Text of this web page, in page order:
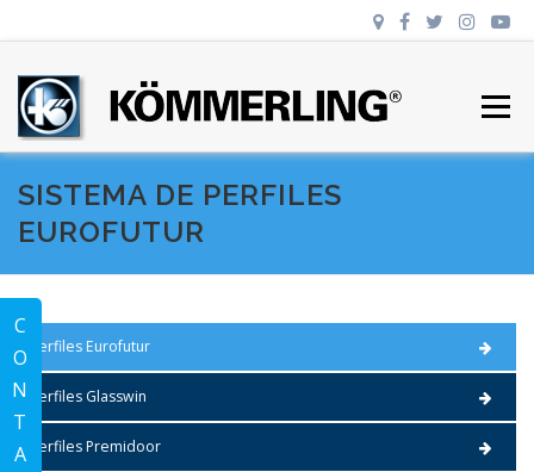
Menu
SISTEMA DE PERFILES
EUROFUTUR
Perfiles Eurofutur
Perfiles Glasswin
Perfiles Premidoor
C
O
N
T
A